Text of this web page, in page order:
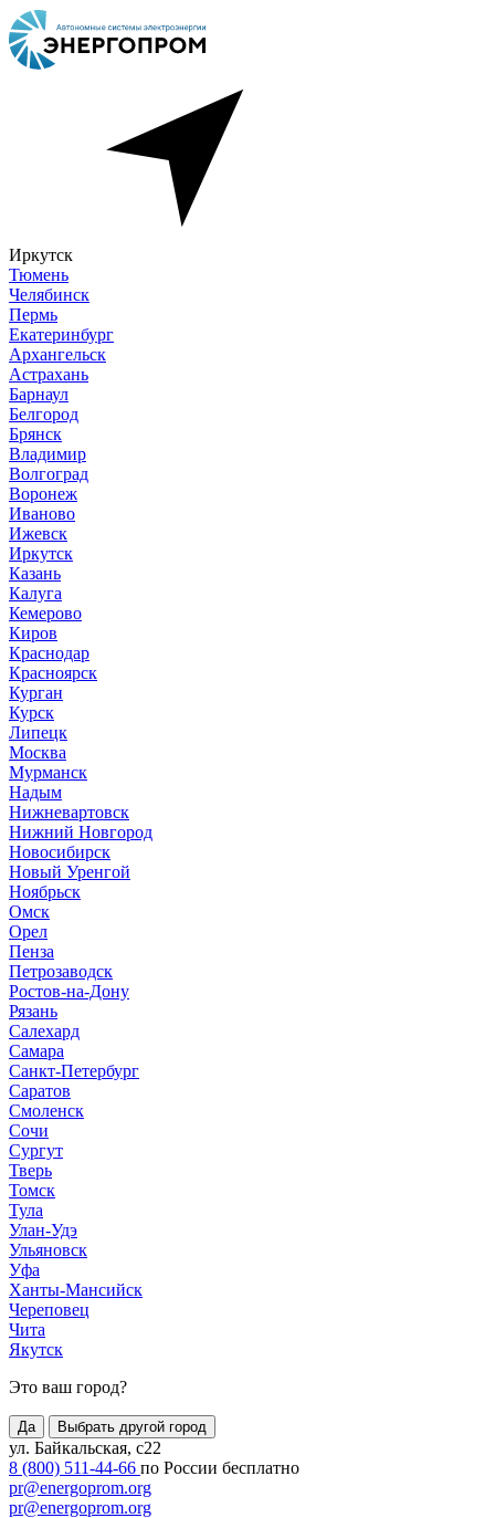
Иркутск
Тюмень
Челябинск
Пермь
Екатеринбург
Архангельск
Астрахань
Барнаул
Белгород
Брянск
Владимир
Волгоград
Воронеж
Иваново
Ижевск
Иркутск
Казань
Калуга
Кемерово
Киров
Краснодар
Красноярск
Курган
Курск
Липецк
Москва
Мурманск
Надым
Нижневартовск
Нижний Новгород
Новосибирск
Новый Уренгой
Ноябрьск
Омск
Орел
Пенза
Петрозаводск
Ростов-на-Дону
Рязань
Салехард
Самара
Санкт-Петербург
Саратов
Смоленск
Сочи
Сургут
Тверь
Томск
Тула
Улан-Удэ
Ульяновск
Уфа
Ханты-Мансийск
Череповец
Чита
Якутск
Это ваш город?
Да Выбрать другой город
ул. Байкальская, с22
8 (800) 511-44-66 по России бесплатно
pr@energoprom.org
pr@energoprom.org